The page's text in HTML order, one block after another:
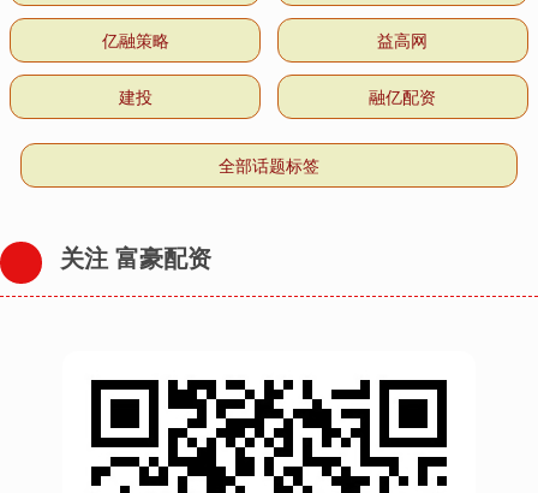
亿融策略 益高网
建投 融亿配资
全部话题标签
关注 富豪配资